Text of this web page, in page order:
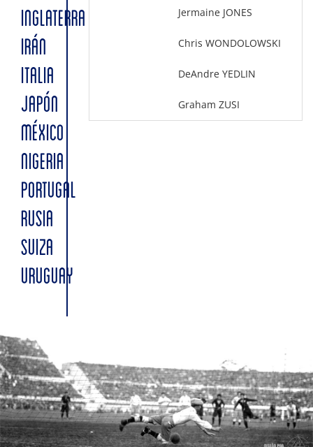
INGLATERRA
IRÁN
ITALIA
JAPÓN
MÉXICO
NIGERIA
PORTUGAL
RUSIA
SUIZA
URUGUAY
Jermaine JONES
Chris WONDOLOWSKI
DeAndre YEDLIN
Graham ZUSI